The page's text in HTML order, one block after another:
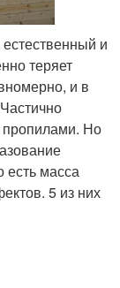
и
теряет
и в
Но
есть масса
5 из них